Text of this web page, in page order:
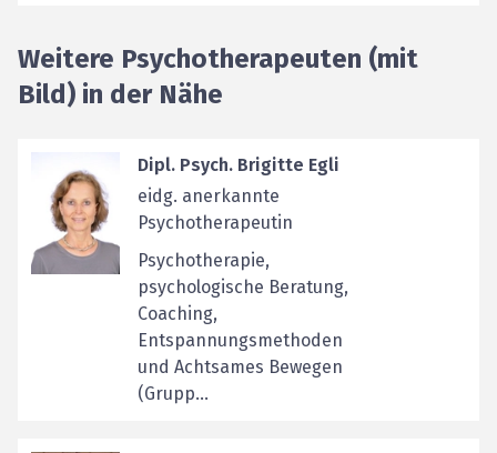
Weitere Psychotherapeuten (mit
Bild) in der Nähe
Dipl. Psych. Brigitte Egli
eidg. anerkannte
Psychotherapeutin
Psychotherapie,
psychologische Beratung,
Coaching,
Entspannungsmethoden
und Achtsames Bewegen
(Grupp...